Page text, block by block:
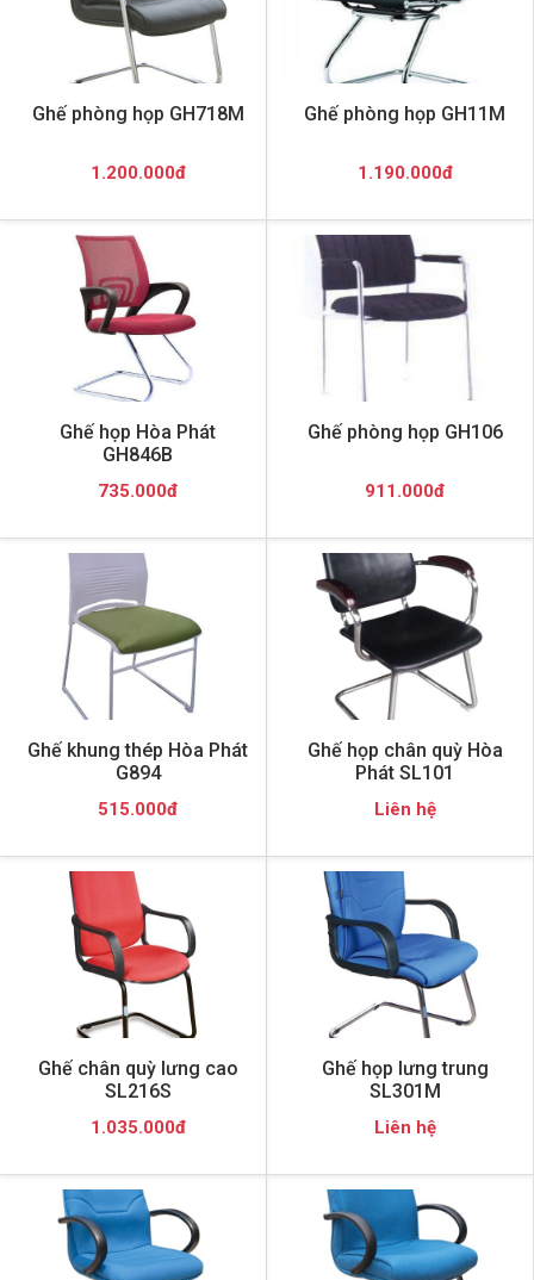
Ghế phòng họp GH718M
1.200.000đ
Ghế phòng họp GH11M
1.190.000đ
Ghế họp Hòa Phát
GH846B
735.000đ
Ghế phòng họp GH106
911.000đ
Ghế khung thép Hòa Phát
G894
515.000đ
Ghế họp chân quỳ Hòa
Phát SL101
Liên hệ
Ghế chân quỳ lưng cao
SL216S
1.035.000đ
Ghế họp lưng trung
SL301M
Liên hệ